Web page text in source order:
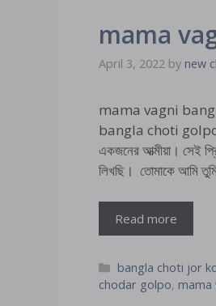
mama
April 3, 2022 by new
mama vagni bangla
bangla choti golpo
একজনের আত্মীয়া। সেই
লিখছি। তোমাকে আমি
Read more
Categories
bangla choti jor
chodar golpo, mama